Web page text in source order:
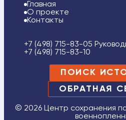
Главная
О проекте
Контакты
+7 (498) 715-83-05
+7 (498) 715-83-10
ПОИСК
ОБРАТНАЯ
© 2026 Центр сохранения